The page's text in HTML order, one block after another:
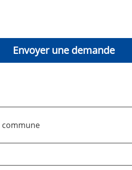
Envoyer une demande
commune